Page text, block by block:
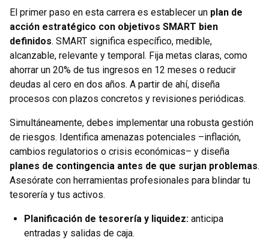
El primer paso en esta carrera es establecer un plan de
acción estratégico con objetivos SMART bien
definidos. SMART significa específico, medible,
alcanzable, relevante y temporal. Fija metas claras, como
ahorrar un 20% de tus ingresos en 12 meses o reducir
deudas al cero en dos años. A partir de ahí, diseña
procesos con plazos concretos y revisiones periódicas.
Simultáneamente, debes implementar una robusta gestión
de riesgos. Identifica amenazas potenciales –inflación,
cambios regulatorios o crisis económicas– y diseña
planes de contingencia antes de que surjan problemas.
Asesórate con herramientas profesionales para blindar tu
tesorería y tus activos.
Planificación de tesorería y liquidez: anticipa
entradas y salidas de caja.